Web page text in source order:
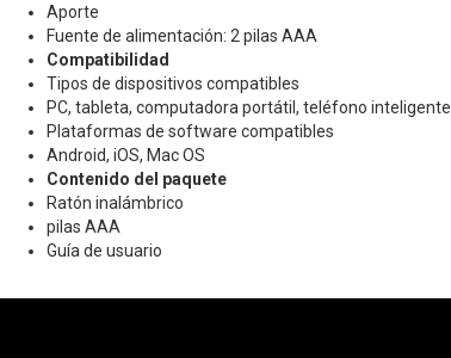
Aporte
Fuente de alimentación: 2 pilas AAA
Compatibilidad
Tipos de dispositivos compatibles
PC, tableta, computadora portátil, teléfono inteligente
Plataformas de software compatibles
Android, iOS, Mac OS
Contenido del paquete
Ratón inalámbrico
pilas AAA
Guía de usuario